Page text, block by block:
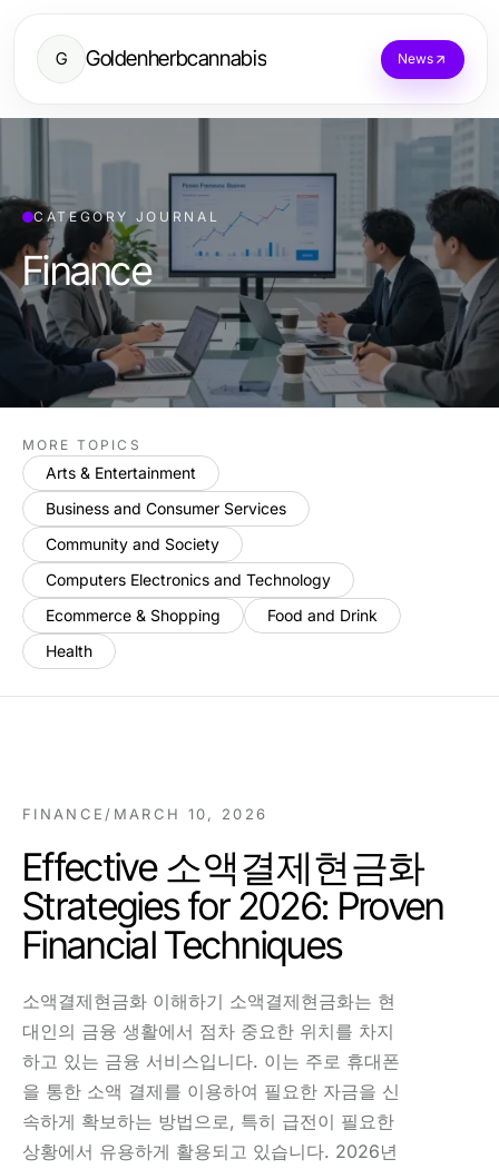
G Goldenherbcannabis News
CATEGORY JOURNAL
Finance
MORE TOPICS
Arts & Entertainment
Business and Consumer Services
Community and Society
Computers Electronics and Technology
Ecommerce & Shopping
Food and Drink
Health
FINANCE / MARCH 10, 2026
Effective 소액결제현금화
Strategies for 2026: Proven
Financial Techniques
소액결제현금화 이해하기 소액결제현금화는 현
대인의 금융 생활에서 점차 중요한 위치를 차지
하고 있는 금융 서비스입니다. 이는 주로 휴대폰
을 통한 소액 결제를 이용하여 필요한 자금을 신
속하게 확보하는 방법으로, 특히 급전이 필요한
상황에서 유용하게 활용되고 있습니다. 2026년